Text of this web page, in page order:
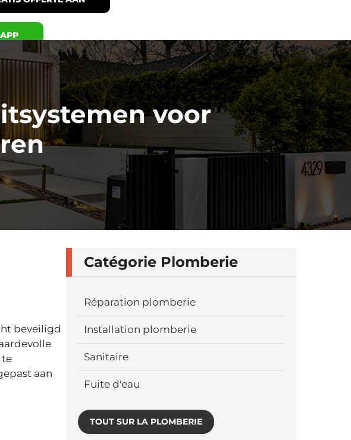
voor
beveiligd
te
aan
Catégorie Plomberie
Réparation plomberie
Installation plomberie
Sanitaire
Fuite d'eau
TOUT SUR LA PLOMBERIE